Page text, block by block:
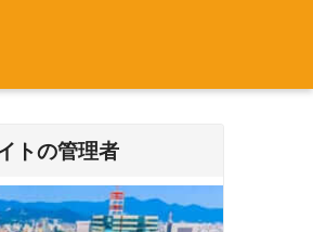
トの管理者